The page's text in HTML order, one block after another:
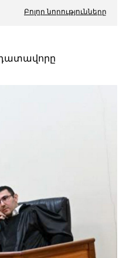
Բոլոր նորությունները
դատավորը